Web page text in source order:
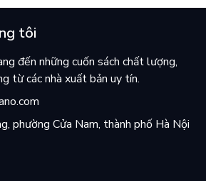
tôi
đến những cuốn sách chất lượng,
từ các nhà xuất bản uy tín.
phường Cửa Nam, thành phố Hà Nội